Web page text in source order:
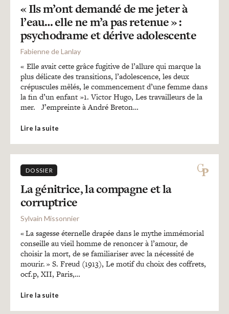
« Ils m’ont demandé de me jeter à
l’eau… elle ne m’a pas retenue » :
psychodrame et dérive adolescente
Fabienne de Lanlay
« Elle avait cette grâce fugitive de l’allure qui marque la
plus délicate des transitions, l’adolescence, les deux
crépuscules mêlés, le commencement d’une femme dans
la fin d’un enfant »1. Victor Hugo, Les travailleurs de la
mer. J’empreinte à André Breton…
Lire la suite
DOSSIER
La génitrice, la compagne et la
corruptrice
Sylvain Missonnier
« La sagesse éternelle drapée dans le mythe immémorial
conseille au vieil homme de renoncer à l’amour, de
choisir la mort, de se familiariser avec la nécessité de
mourir. » S. Freud (1913), Le motif du choix des coffrets,
ocf.p, XII, Paris,…
Lire la suite